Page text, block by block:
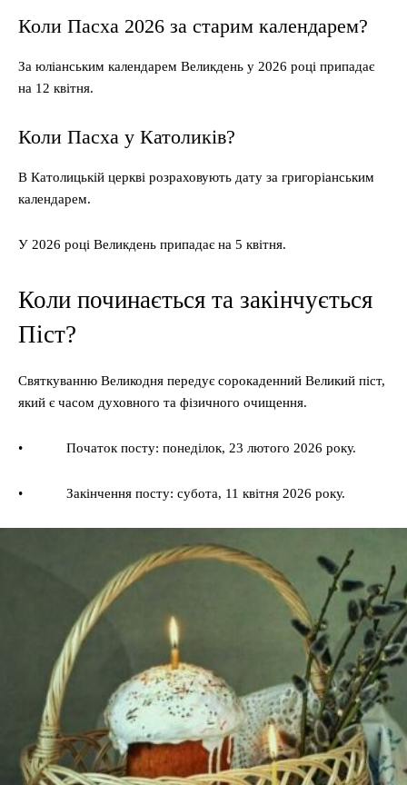
Коли Пасха 2026 за старим календарем?
За юліанським календарем Великдень у 2026 році припадає
на 12 квітня.
Коли Пасха у Католиків?
В Католицькій церкві розраховують дату за григоріанським
календарем.
У 2026 році Великдень припадає на 5 квітня.
Коли починається та закінчується
Піст?
Святкуванню Великодня передує сорокаденний Великий піст,
який є часом духовного та фізичного очищення.
• Початок посту: понеділок, 23 лютого 2026 року.
• Закінчення посту: субота, 11 квітня 2026 року.